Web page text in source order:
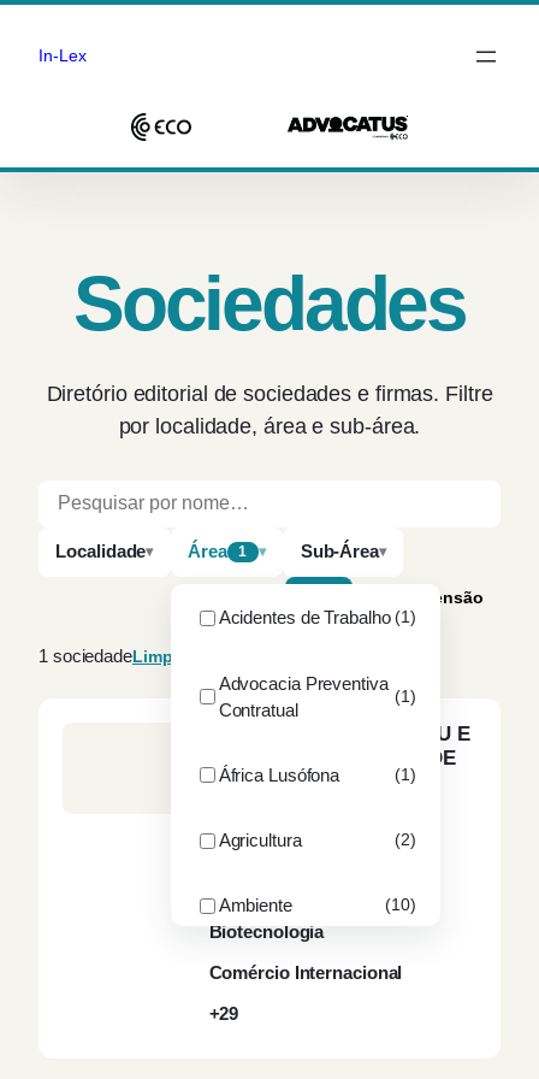
Saltar
In-Lex
Sociedades
Diretório editorial de sociedades e firmas. Filtre
por localidade, área e sub-área.
Localidade Área 1
Acidentes de Trabalho (1)
Advocacia Preventiva
Contratual
(1)
África Lusófona (1)
Agricultura (2)
Ambiente (10)
ANAC (1)
Sub-Área
Por dimensão
1 sociedadeLimpar filtros
CARLOS PINTO DE ABREU E
ASSOCIADOS, SOCIEDADE
DE ADVOGADOS, SP, RL
5sócios24advogados
Ciências da Vida e
Biotecnologia
Comércio Internacional
+29